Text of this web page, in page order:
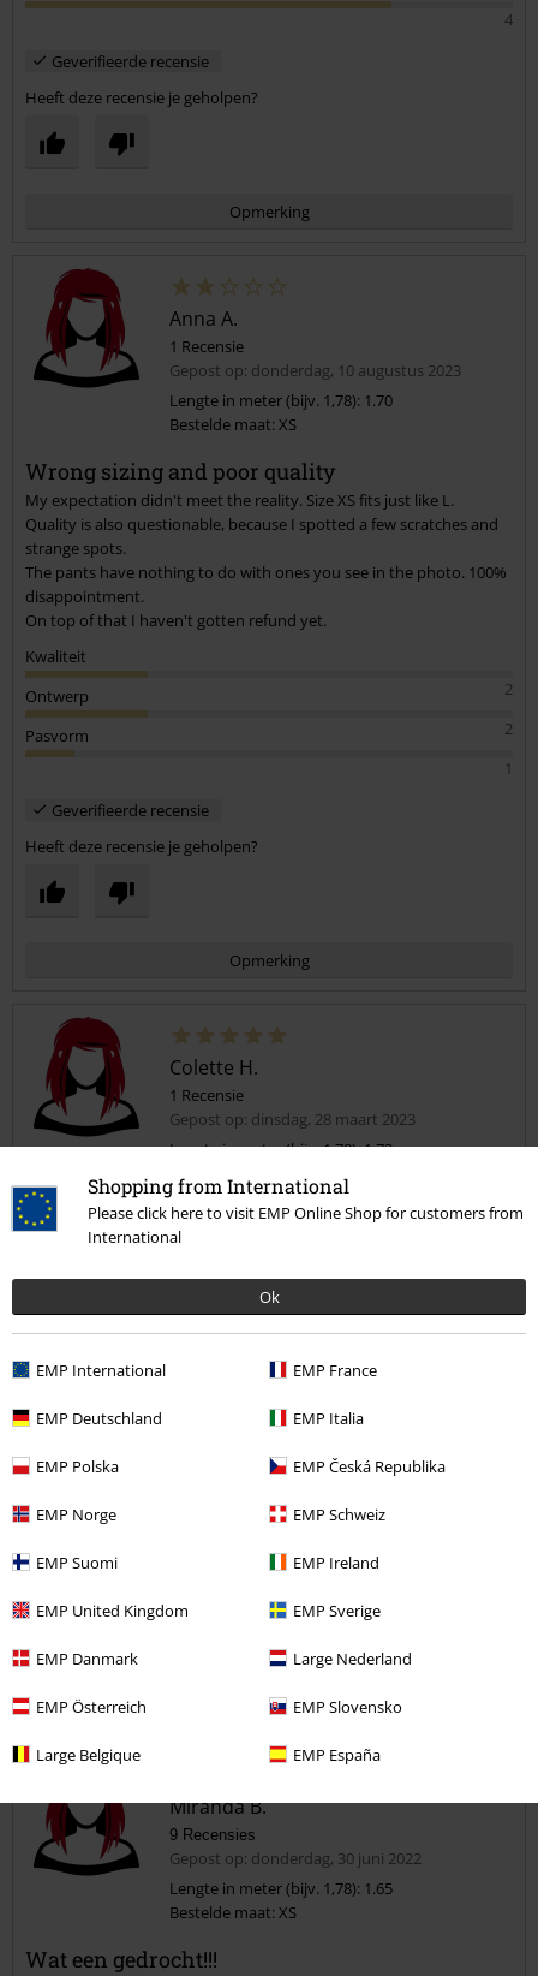
Shopping from International
Please click here to visit EMP Online Shop for customers from
International
Ok
EMP International EMP France
EMP Deutschland EMP Italia
EMP Polska EMP Česká Republika
EMP Norge EMP Schweiz
EMP Suomi EMP Ireland
EMP United Kingdom EMP Sverige
EMP Danmark Large Nederland
EMP Österreich EMP Slovensko
Large Belgique EMP España
4
Geverifieerde recensie
Heeft deze recensie je geholpen?
Opmerking
Commentaar versturen
Anna A.
1 Recensie
Gepost op: donderdag, 10 augustus 2023
Lengte in meter (bijv. 1,78): 1.70
Bestelde maat: XS
Wrong sizing and poor quality
My expectation didn't meet the reality. Size XS fits just like L.
Quality is also questionable, because I spotted a few scratches and
strange spots.
The pants have nothing to do with ones you see in the photo. 100%
disappointment.
On top of that I haven't gotten refund yet.
Kwaliteit
2
Ontwerp
2
Pasvorm
1
Geverifieerde recensie
Heeft deze recensie je geholpen?
Opmerking
Commentaar versturen
Colette H.
1 Recensie
Gepost op: dinsdag, 28 maart 2023
Lengte in meter (bijv. 1,78): 1.73
Bestelde maat: L
Mooie broek
Past perfect, mooi leer, stoere ritsen! Iets te lang, dus even wat
Pasvorm
Opmerking
Commentaar versturen
Miranda B.
9 Recensies
Gepost op: donderdag, 30 juni 2022
Lengte in meter (bijv. 1,78): 1.65
Bestelde maat: XS
Wat een gedrocht!!!